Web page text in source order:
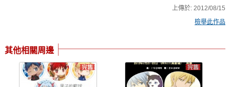
上傳於:2012/08/15
檢舉此作品
其他相關周邊